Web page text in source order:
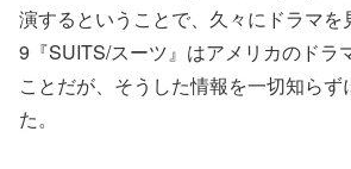
演するということで、久々にドラマを
9『SUITS/スーツ』はアメリカのドラ
ことだが、そうした情報を一切知らず
た。